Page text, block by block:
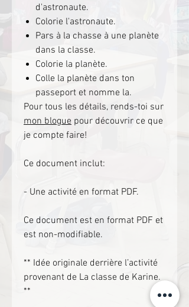
d'astronaute.
Colorie l'astronaute.
Pars à la chasse à une planète
dans la classe.
Colorie la planète.
Colle la planète dans ton
passeport et nomme la.
Pour tous les détails, rends-toi sur
mon blogue pour découvrir ce que
je compte faire!
Ce document inclut:
- Une activité en format PDF.
Ce document est en format PDF et
est non-modifiable.
** Idée originale derrière l’activité
provenant de La classe de Karine.
**